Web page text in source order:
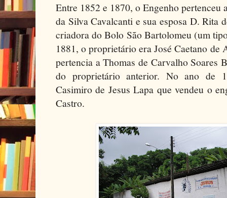
Entre 1852 e 1870, o Engenho
da Silva Cavalcanti e sua esposa D. Rita
criadora do Bolo São Bartolomeu (um
1881, o proprietário era José Caetano de
pertencia a Thomas de Carvalho Soares
do proprietário anterior. No ano de
Casimiro de Jesus Lapa que vendeu o
Castro.